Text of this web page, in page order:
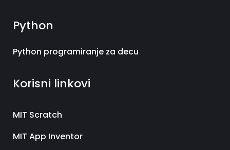
Python
Python programiranje za decu
Korisni linkovi
MIT Scratch
MIT App Inventor